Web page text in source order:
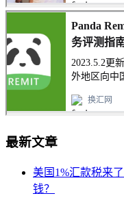
最新文章
美国1%汇款税来
钱？